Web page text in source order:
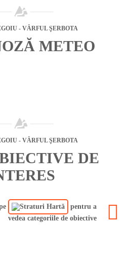
- VÂRFUL ŞERBOTA
METEO
- VÂRFUL ŞERBOTA
DE
pentru a
vedea categoriile de obiective